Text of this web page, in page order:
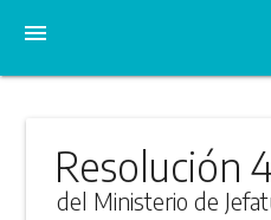
menu
Resolución
del Ministerio de